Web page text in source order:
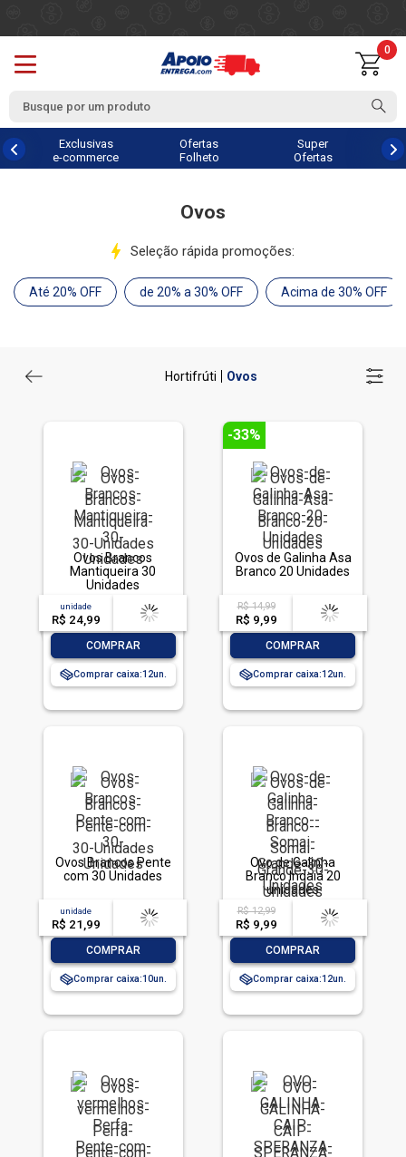
0
Exclusivas
e-commerce
Ofertas
Folheto
Super
Ofertas
Ovos
Seleção rápida promoções:
Até 20% OFF de 20% a 30% OFF Acima de 30% OFF
Hortifrúti Ovos
Ovos Brancos
Mantiqueira 30
Unidades
unidade
R$ 24,99
acima de
-- --,--un.
COMPRAR
Comprar caixa:12
-33%
Ovos de Galinha Asa
Branco 20 Unidades
R$ 14,99
R$ 9,99
acima de
-- --,--un.
COMPRAR
Comprar caixa:12
Ovos Brancos Pente
com 30 Unidades
unidade
R$ 21,99
acima de
-- --,--un.
COMPRAR
Comprar caixa:10
Ovo de Galinha
Branco Indaiá 20
unidades
R$ 12,99
R$ 9,99
acima de
-- --,--un.
COMPRAR
Comprar caixa:12